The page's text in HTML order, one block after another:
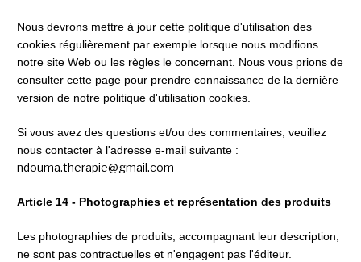
Nous devrons mettre à jour cette politique d'utilisation des
cookies régulièrement par exemple lorsque nous modifions
notre site Web ou les règles le concernant. Nous vous prions de
consulter cette page pour prendre connaissance de la dernière
version de notre politique d'utilisation cookies.
Si vous avez des questions et/ou des commentaires, veuillez
ndouma.therapie@gmail.com
Article 14 - Photographies et représentation des produits
Les photographies de produits, accompagnant leur description,
ne sont pas contractuelles et n'engagent pas l'éditeur.